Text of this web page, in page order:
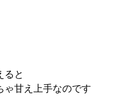
ると
ゃ甘え上手なのです